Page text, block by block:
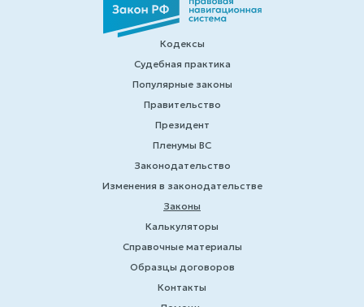
Кодексы
Судебная практика
Популярные законы
Правительство
Президент
Пленумы ВС
Законодательство
Изменения в законодательстве
Законы
Калькуляторы
Справочные материалы
Образцы договоров
Контакты